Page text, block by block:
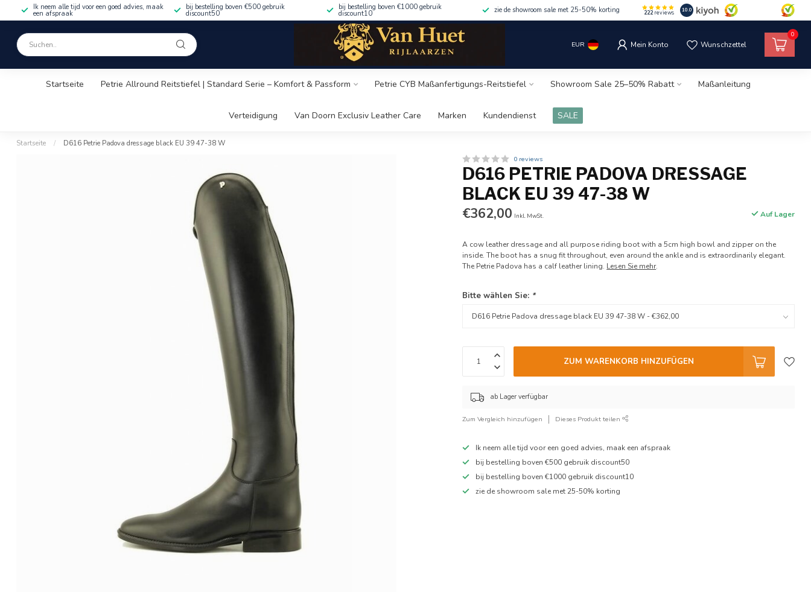
Ik neem alle tijd voor een goed advies, maak
een afspraak
bij bestelling boven €500 gebruik
discount50
bij bestelling boven €1000 gebruik
discount10 zie de showroom sale met 25-50% korting 222reviews 10.0
EUR Mein Konto Wunschzettel
0
Startseite Petrie Allround Reitstiefel | Standard Serie – Komfort & Passform Petrie CYB Maßanfertigungs-Reitstiefel Showroom Sale 25–50% Rabatt Maßanleitung
Verteidigung Van Doorn Exclusiv Leather Care Marken Kundendienst SALE
Startseite / D616 Petrie Padova dressage black EU 39 47-38 W
0 reviews
D616 PETRIE PADOVA DRESSAGE
BLACK EU 39 47-38 W
€362,00 Inkl. MwSt. Auf Lager
A cow leather dressage and all purpose riding boot with a 5cm high bowl and zipper on the
inside. The boot has a snug fit throughout, even around the ankle and is extraordinarily elegant.
The Petrie Padova has a calf leather lining. Lesen Sie mehr.
Bitte wählen Sie: *
ZUM WARENKORB HINZUFÜGEN
ab Lager verfügbar
Zum Vergleich hinzufügen Dieses Produkt teilen
Ik neem alle tijd voor een goed advies, maak een afspraak
bij bestelling boven €500 gebruik discount50
bij bestelling boven €1000 gebruik discount10
zie de showroom sale met 25-50% korting